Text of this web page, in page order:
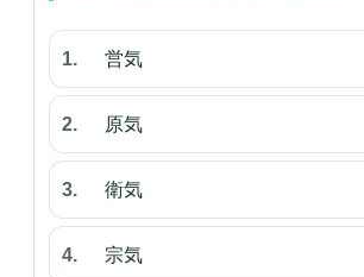
営気
原気
衛気
宗気